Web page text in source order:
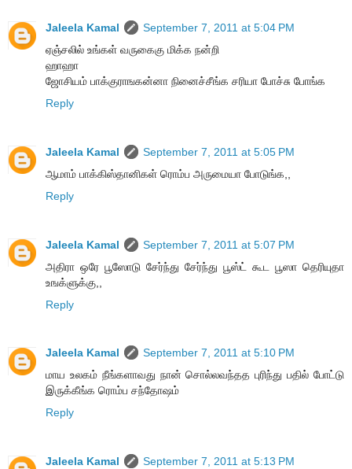
Jaleela Kamal
September 7, 2011 at 5:04 PM
ஏஞ்சலில் உங்கள் வருகைகு மிக்க நன்றி
ஹாஹா
ஜோசியம் பாக்குராஙகன்னா நினைச்சீங்க சரியா போச்சு போங்க
Reply
Jaleela Kamal
September 7, 2011 at 5:05 PM
ஆமாம் பாக்கிஸ்தானிகள் ரொம்ப அருமையா போடுங்க,,
Reply
Jaleela Kamal
September 7, 2011 at 5:07 PM
அதிரா ஒரே பூஸோடு சேர்ந்து சேர்ந்து பூஸ்ட் கூட பூஸா தெரியுதா
உஙக்ளுக்கு,,
Reply
Jaleela Kamal
September 7, 2011 at 5:10 PM
மாய உலகம் நீங்களாவது நான் சொல்லவந்தத புரிந்து பதில் போட்டு
இருக்கீங்க ரொம்ப சந்தோஷம்
Reply
Jaleela Kamal
September 7, 2011 at 5:13 PM